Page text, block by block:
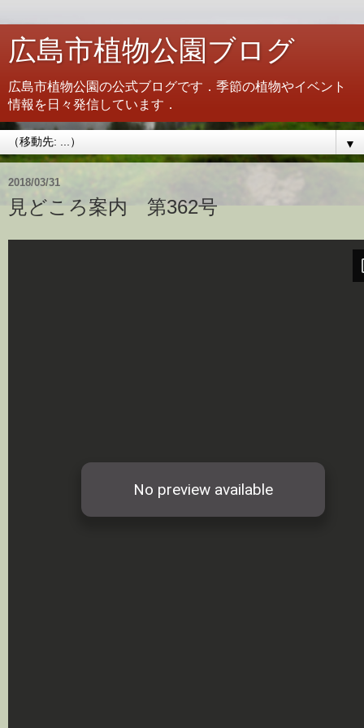
広島市植物公園ブログ
広島市植物公園の公式ブログです．季節の植物やイベント
情報を日々発信しています．
▼
2018/03/31
見どころ案内 第362号